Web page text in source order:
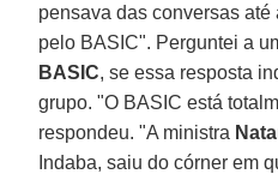
pensava das conversas
pelo BASIC". Perguntei a
BASIC, se essa resposta
grupo. "O BASIC está
respondeu. "A ministra
Indaba, saiu do córner em